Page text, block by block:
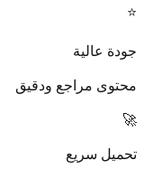
⭐
جودة عالية
محتوى مراجع ودقيق
🚀
تحميل سريع